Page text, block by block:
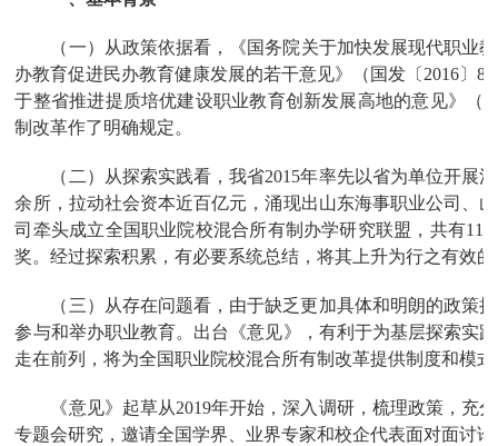
（一）从政策依据看，《国务院关于加快发展现代职业
办教育促进民办教育健康发展的若干意见》（国发〔2016〕
于整省推进提质培优建设职业教育创新发展高地的意见》（
制改革作了明确规定。
（二）从探索实践看，我省2015年率先以省为单位开
余所，拉动社会资本近百亿元，涌现出山东海事职业公司、
司牵头成立全国职业院校混合所有制办学研究联盟，共有
奖。经过探索积累，有必要系统总结，将其上升为行之有效
（三）从存在问题看，由于缺乏更加具体和明朗的政策
参与和举办职业教育。出台《意见》，有利于为基层探索实
走在前列，将为全国职业院校混合所有制改革提供制度和模
《意见》起草从2019年开始，深入调研，梳理政策，
专题会研究，邀请全国学界、业界专家和校企代表面对面讨